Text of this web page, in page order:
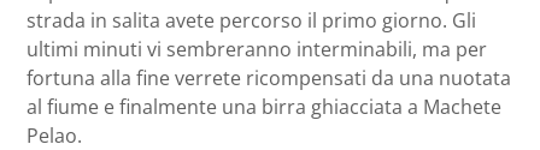
strada in salita avete percorso il primo giorno. Gli
ultimi minuti vi sembreranno interminabili, ma per
fortuna alla fine verrete ricompensati da una nuotata
al fiume e finalmente una birra ghiacciata a Machete
Pelao.